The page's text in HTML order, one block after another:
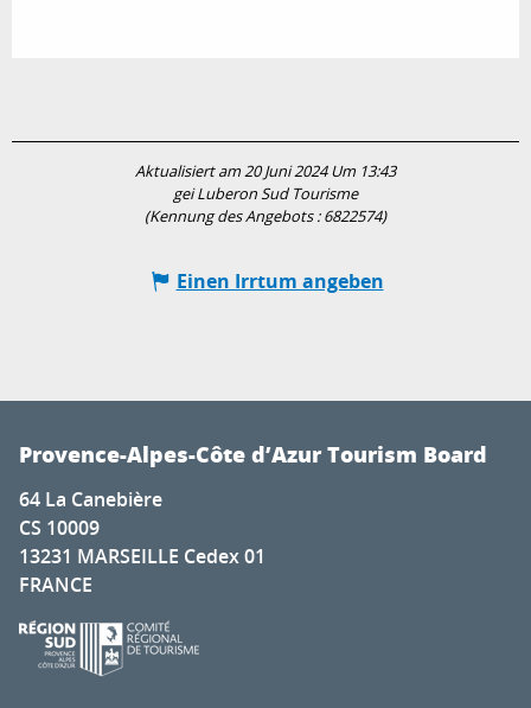
Aktualisiert am 20 Juni 2024 Um 13:43
gei Luberon Sud Tourisme
(Kennung des Angebots :6822574)
Einen Irrtum angeben
Provence-Alpes-Côte d’Azur Tourism Board
64 La Canebière
CS 10009
13231 MARSEILLE Cedex 01
FRANCE